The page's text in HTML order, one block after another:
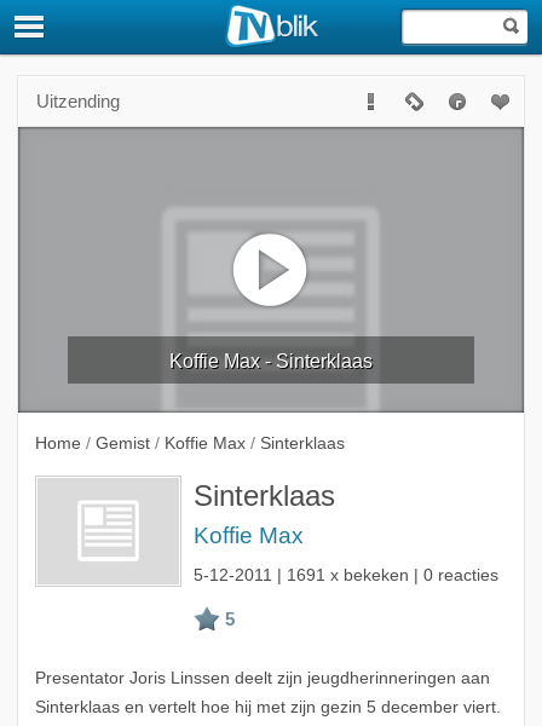
Uitzending
Koffie Max - Sinterklaas
Home / Gemist / Koffie Max / Sinterklaas
Sinterklaas
Koffie Max
5-12-2011 | 1691 x bekeken | 0 reacties
Presentator Joris Linssen deelt zijn jeugdherinneringen aan
Sinterklaas en vertelt hoe hij met zijn gezin 5 december viert.